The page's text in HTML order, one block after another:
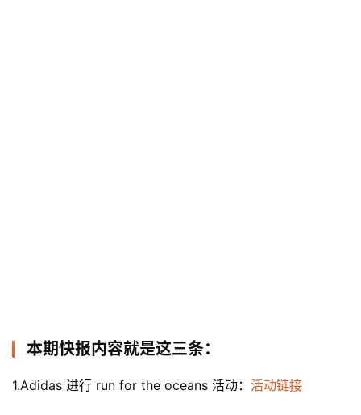
本期快报内容就是这三条：
1.Adidas 进行 run for the oceans 活动： 活动链接